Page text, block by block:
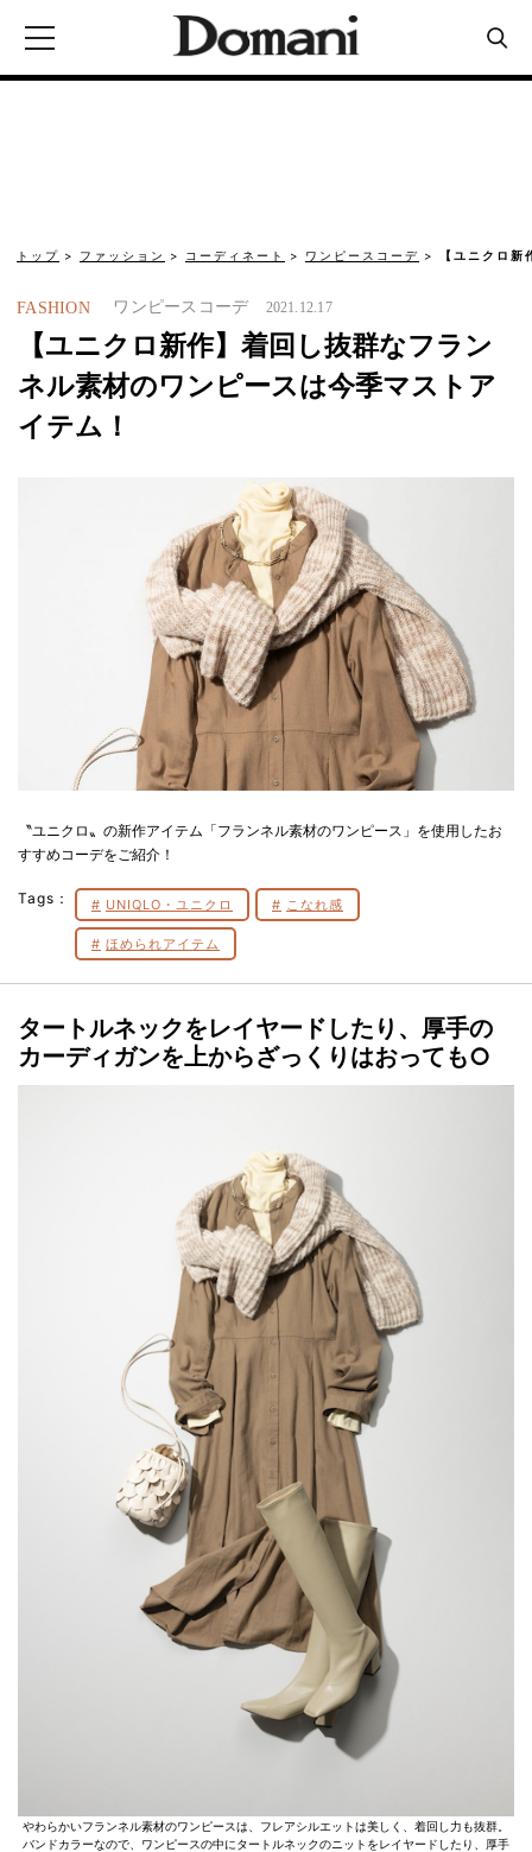
トップ ファッション コーディネート ワンピースコーデ 【ユニクロ
FASHION ワンピースコーデ 2021.12.17
【ユニクロ新作】着回し抜群なフラン
ネル素材のワンピースは今季マストア
イテム！
〝ユニクロ〟の新作アイテム「フランネル素材のワンピース」を使用したお
すすめコーデをご紹介！
Tags： UNIQLO・ユニクロ こなれ感
ほめられアイテム
タートルネックをレイヤードしたり、厚手の
カーディガンを上からざっくりはおっても○
やわらかいフランネル素材のワンピースは、フレアシルエットは美しく、着回し力も抜群。
バンドカラーなので、ワンピースの中にタートルネックのニットをレイヤードしたり、厚手